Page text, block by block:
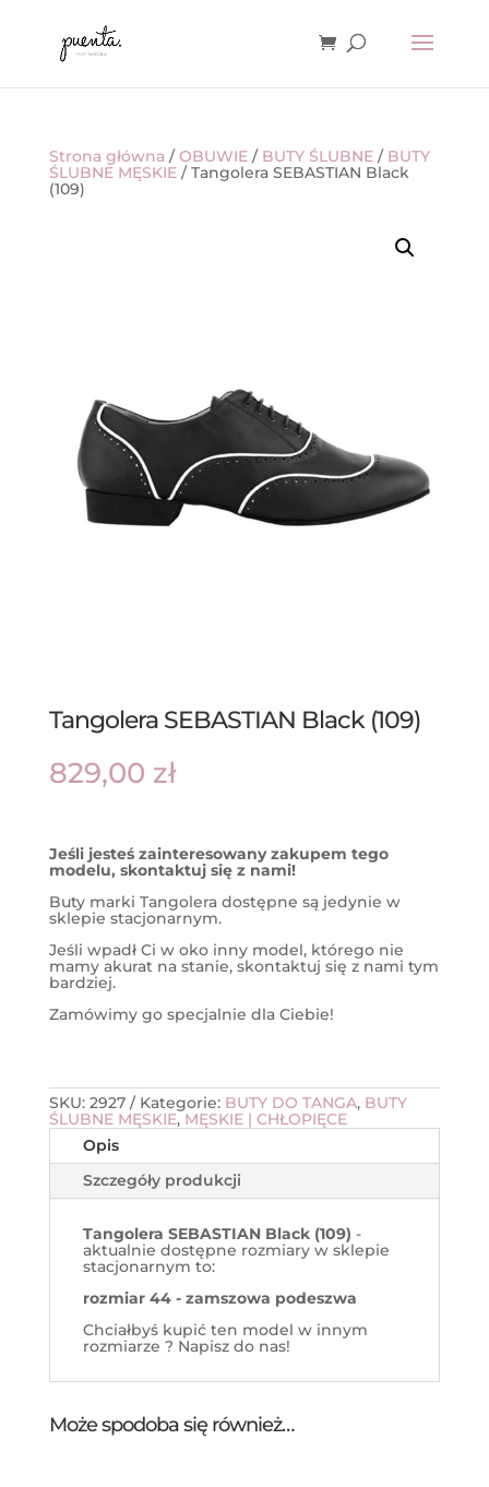
Strona główna /OBUWIE/ BUTY ŚLUBNE/ BUTY
ŚLUBNE MĘSKIE/ Tangolera SEBASTIAN Black
(109)
Tangolera SEBASTIAN Black (109)
829,00 zł
Jeśli jesteś zainteresowany zakupem tego
modelu, skontaktuj się z nami!
Buty marki Tangolera dostępne są jedynie w
sklepie stacjonarnym.
Jeśli wpadł Ci w oko inny model, którego nie
mamy akurat na stanie, skontaktuj się z nami tym
bardziej.
Zamówimy go specjalnie dla Ciebie!
SKU: 2927 Kategorie: BUTY DO TANGA, BUTY
ŚLUBNE MĘSKIE, MĘSKIE | CHŁOPIĘCE
Opis
Szczegóły produkcji
Tangolera SEBASTIAN Black (109) -
aktualnie dostępne rozmiary w sklepie
stacjonarnym to:
rozmiar 44 - zamszowa podeszwa
Chciałbyś kupić ten model w innym
rozmiarze ? Napisz do nas!
Może spodoba się również…